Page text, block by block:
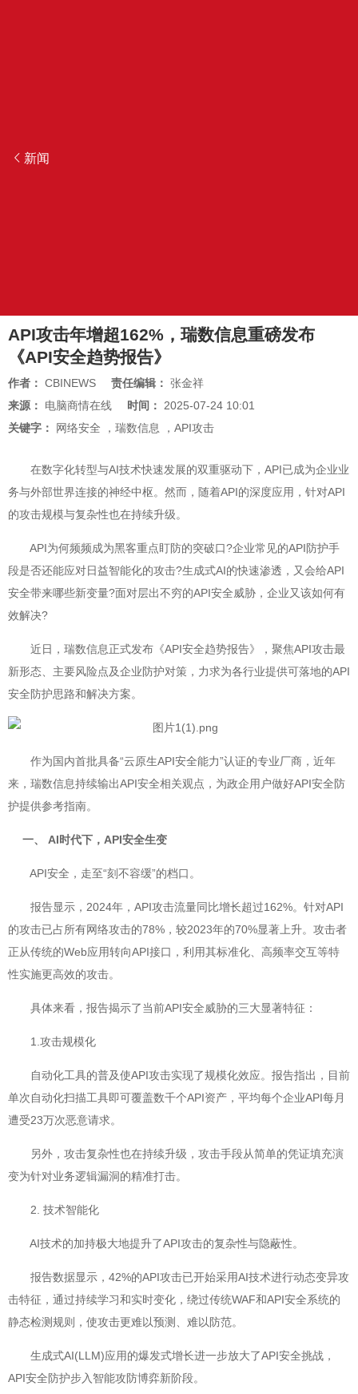
新闻
API攻击年增超162%，瑞数信息重磅发布
《API安全趋势报告》
作者： CBINEWS 责任编辑： 张金祥
来源： 电脑商情在线 时间： 2025-07-24 10:01
关键字：
网络安全 ， 瑞数信息 ， API攻击
在数字化转型与AI技术快速发展的双重驱动下，API已成为企业业
务与外部世界连接的神经中枢。然而，随着API的深度应用，针对API
的攻击规模与复杂性也在持续升级。
API为何频频成为黑客重点盯防的突破口?企业常见的API防护手
段是否还能应对日益智能化的攻击?生成式AI的快速渗透，又会给API
安全带来哪些新变量?面对层出不穷的API安全威胁，企业又该如何有
效解决?
近日，瑞数信息正式发布《API安全趋势报告》，聚焦API攻击最
新形态、主要风险点及企业防护对策，力求为各行业提供可落地的API
安全防护思路和解决方案。
作为国内首批具备“云原生API安全能力”认证的专业厂商，近年
来，瑞数信息持续输出API安全相关观点，为政企用户做好API安全防
护提供参考指南。
一、 AI时代下，API安全生变
API安全，走至“刻不容缓”的档口。
报告显示，2024年，API攻击流量同比增长超过162%。针对API
的攻击已占所有网络攻击的78%，较2023年的70%显著上升。攻击者
正从传统的Web应用转向API接口，利用其标准化、高频率交互等特
性实施更高效的攻击。
具体来看，报告揭示了当前API安全威胁的三大显著特征：
1.攻击规模化
自动化工具的普及使API攻击实现了规模化效应。报告指出，目前
单次自动化扫描工具即可覆盖数千个API资产，平均每个企业API每月
遭受23万次恶意请求。
另外，攻击复杂性也在持续升级，攻击手段从简单的凭证填充演
变为针对业务逻辑漏洞的精准打击。
2. 技术智能化
AI技术的加持极大地提升了API攻击的复杂性与隐蔽性。
报告数据显示，42%的API攻击已开始采用AI技术进行动态变异攻
击特征，通过持续学习和实时变化，绕过传统WAF和API安全系统的
静态检测规则，使攻击更难以预测、难以防范。
生成式AI(LLM)应用的爆发式增长进一步放大了API安全挑战，
API安全防护步入智能攻防博弈新阶段。